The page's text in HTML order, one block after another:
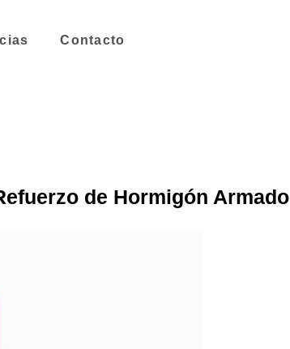
Contacto
de Hormigón Armado